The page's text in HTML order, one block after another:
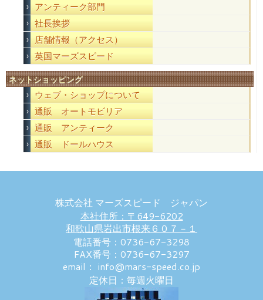
アンティーク部門
社長挨拶
店舗情報（アクセス）
英国マーズスピード
ネットショッピング
ウェブ・ショップについて
通販 オートモビリア
通販 アンティーク
通販 ドールハウス
株式会社 マーズスピード ジャパン
本社住所：〒649-6202
和歌山県岩出市根来６０７－１
電話番号：0736-67-3298
FAX番号：0736-67-3297
email： info@mars-speed.co.jp
定休日：毎週火曜日